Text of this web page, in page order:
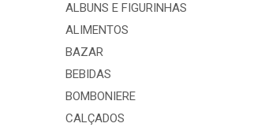
ALBUNS E FIGURINHAS
ALIMENTOS
BAZAR
BEBIDAS
BOMBONIERE
CALÇADOS